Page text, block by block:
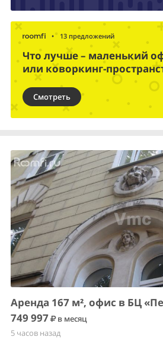
• 13 предложений
Что лучше – маленький
или коворкинг-
Смотреть
Аренда 167 м², офис в БЦ
749 997
в месяц
5 часов назад